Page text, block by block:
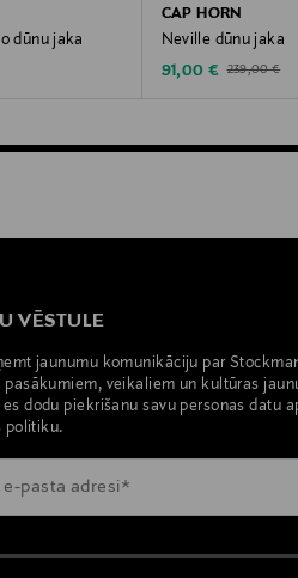
dūnu jaka
CAP HORN
Neville dūnu jaka
Discounted Price
91,00 € Original Price
239,00 €
VĒSTULE
jaunumu komunikāciju par
pasākumiem, veikaliem un kultūras
dodu piekrišanu savu personas datu
politiku.